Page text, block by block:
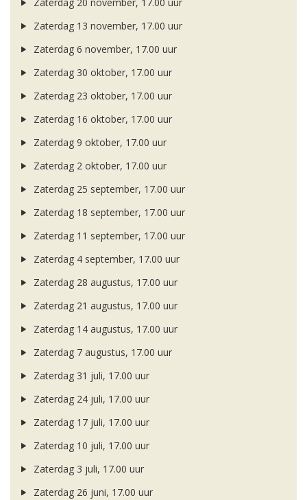
Zaterdag 20 november, 17.00 uur
Zaterdag 13 november, 17.00 uur
Zaterdag 6 november, 17.00 uur
Zaterdag 30 oktober, 17.00 uur
Zaterdag 23 oktober, 17.00 uur
Zaterdag 16 oktober, 17.00 uur
Zaterdag 9 oktober, 17.00 uur
Zaterdag 2 oktober, 17.00 uur
Zaterdag 25 september, 17.00 uur
Zaterdag 18 september, 17.00 uur
Zaterdag 11 september, 17.00 uur
Zaterdag 4 september, 17.00 uur
Zaterdag 28 augustus, 17.00 uur
Zaterdag 21 augustus, 17.00 uur
Zaterdag 14 augustus, 17.00 uur
Zaterdag 7 augustus, 17.00 uur
Zaterdag 31 juli, 17.00 uur
Zaterdag 24 juli, 17.00 uur
Zaterdag 17 juli, 17.00 uur
Zaterdag 10 juli, 17.00 uur
Zaterdag 3 juli, 17.00 uur
Zaterdag 26 juni, 17.00 uur